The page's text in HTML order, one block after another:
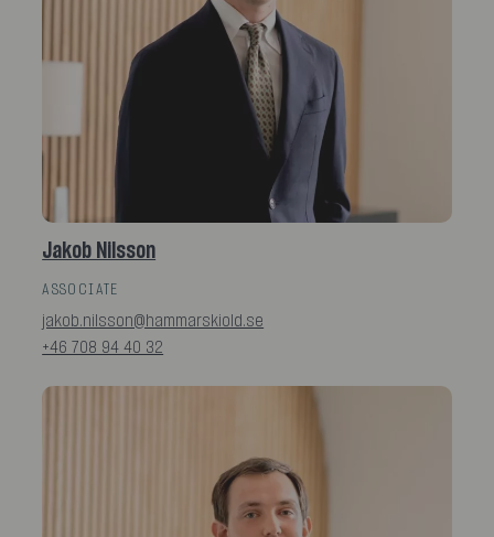
Jakob Nilsson
ASSOCIATE
jakob.nilsson@hammarskiold.se
+46 708 94 40 32